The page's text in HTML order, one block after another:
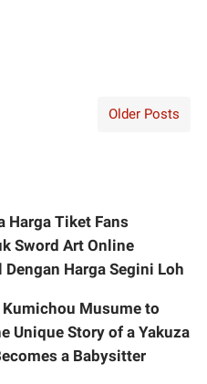
Older Posts
Harga Tiket Fans
Sword Art Online
Harga Segini Loh
Musume to
Unique Story of a Yakuza
a Babysitter